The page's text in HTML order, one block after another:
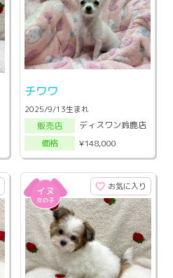
チワワ
2025/9/13生まれ
販売店
ディスワン鈴鹿店
価格
¥148,000
お気に入り